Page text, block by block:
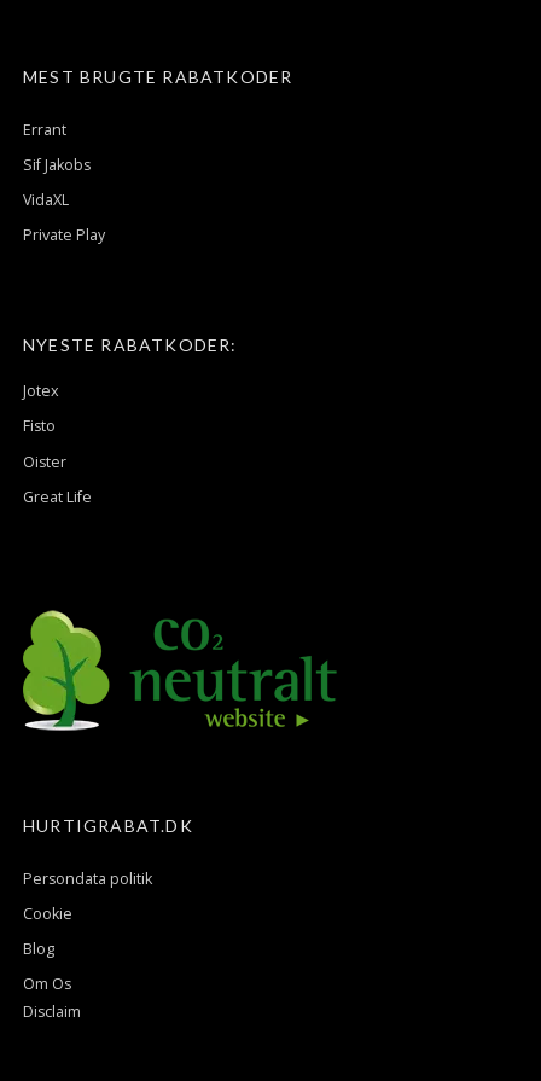
MEST BRUGTE RABATKODER
Errant
Sif Jakobs
VidaXL
Private Play
NYESTE RABATKODER:
Jotex
Fisto
Oister
Great Life
HURTIGRABAT.DK
Persondata politik
Cookie
Blog
Om Os
Disclaim